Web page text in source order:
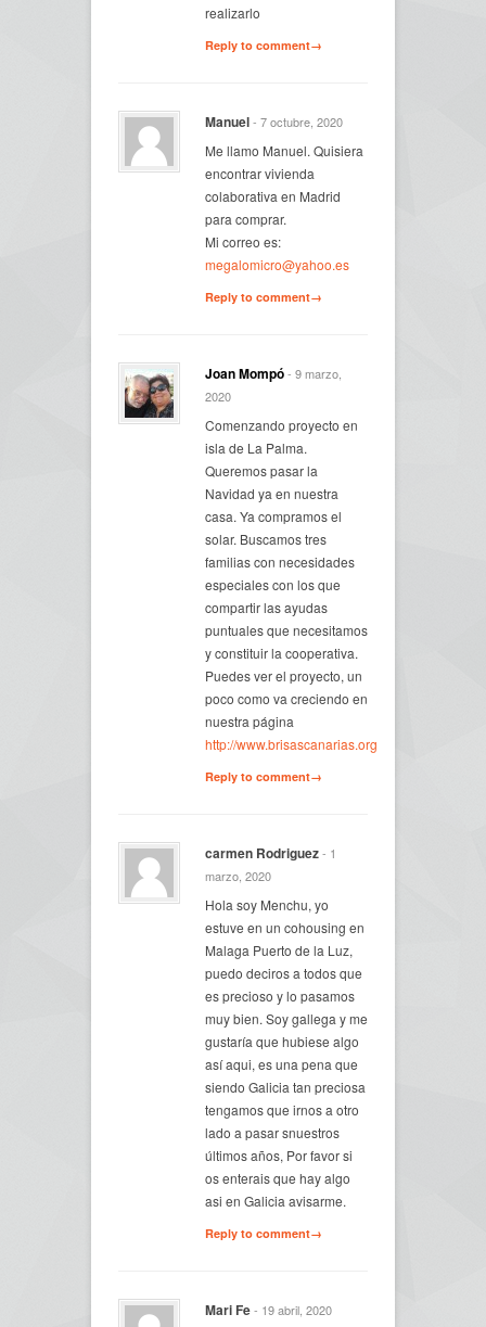
realizarlo
Reply to comment→
Manuel- 7 octubre, 2020
Me llamo Manuel. Quisiera
encontrar vivienda
colaborativa en Madrid
para comprar.
Mi correo es:
megalomicro@yahoo.es
Reply to comment→
Joan Mompó- 9 marzo,
2020
Comenzando proyecto en
isla de La Palma.
Queremos pasar la
Navidad ya en nuestra
casa. Ya compramos el
solar. Buscamos tres
familias con necesidades
especiales con los que
compartir las ayudas
puntuales que necesitamos
y constituir la cooperativa.
Puedes ver el proyecto, un
poco como va creciendo en
nuestra página
http://www.brisascanarias.org
Reply to comment→
carmen Rodriguez- 1
marzo, 2020
Hola soy Menchu, yo
estuve en un cohousing en
Malaga Puerto de la Luz,
puedo deciros a todos que
es precioso y lo pasamos
muy bien. Soy gallega y me
gustaría que hubiese algo
así aqui, es una pena que
siendo Galicia tan preciosa
tengamos que irnos a otro
lado a pasar snuestros
últimos años, Por favor si
os enterais que hay algo
asi en Galicia avisarme.
Reply to comment→
Mari Fe- 19 abril, 2020